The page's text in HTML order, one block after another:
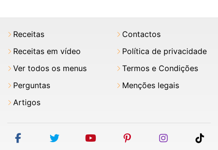
Receitas
Receitas em vídeo
Ver todos os menus
Perguntas
Artigos
Contactos
Política de privacidade
Termos e Condições
Menções legais
facebooktwitter youtubepinterestinstagram